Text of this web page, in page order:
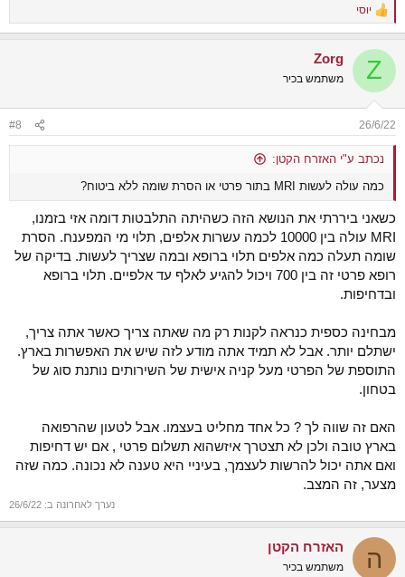
R
e
c
i
s
:
יוסי
Z
Zorg
משתמש בכיר
26/6/22
#8
נכתב ע"י האזרח הקטן:
כמה עולה לעשות MRI בתור פרטי או הסרת שומה ללא ביטוח?
כשאני ביררתי את הנושא הזה כשהיתה התלבטות דומה אזי בזמנו,
MRI עולה בין 10000 לכמה עשרות אלפים, תלוי מי המפענח. הסרת
שומה תעלה כמה אלפים תלוי ברופא ובמה שצריך לעשות. בדיקה של
רופא פרטי זה בין 700 ויכול להגיע לאלף עד אלפיים. תלוי ברופא
ובדחיפות.
מבחינה כספית כנראה לקנות רק מה שאתה צריך כאשר אתה צריך,
ישתלם יותר. אבל לא תמיד אתה מודע לזה שיש את האפשרות בארץ.
התוספת של הפרטי מעל קניה אישית של השירותים נותנת סוג של
בטחון.
האם זה שווה לך ? כל אחד מחליט בעצמו. אבל לטעון שהרפואה
בארץ טובה ולכן לא תצטרך איזשהוא תשלום פרטי , אם יש דחיפות
ואם אתה יכול להרשות לעצמך, בעיניי היא טענה לא נכונה. כמה שזה
מצער, זה המצב.
נערך לאחרונה ב: 26/6/22
ה האזרח הקטן
משתמש בכיר